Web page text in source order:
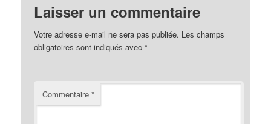
Laisser un commentaire
Votre adresse e-mail ne sera pas publiée. Les champs
obligatoires sont indiqués avec*
Commentaire*